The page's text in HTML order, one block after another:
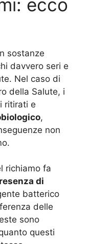
ecco
sostanze
davvero seri e
Nel caso di
della Salute, i
ritirati e
,
non
richiamo fa
di
batterico
delle
sono
questi